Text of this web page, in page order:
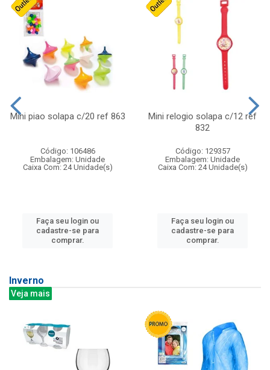
Mini piao solapa c/20 ref 863
Código: 106486
Embalagem: Unidade
Caixa Com: 24 Unidade(s)
Faça seu login ou
cadastre-se para
comprar.
Mini relogio solapa c/12 ref
832
Código: 129357
Embalagem: Unidade
Caixa Com: 24 Unidade(s)
Faça seu login ou
cadastre-se para
comprar.
Inverno
Veja mais